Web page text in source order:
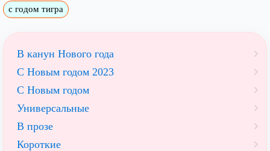
с годом тигра
В канун Нового года
С Новым годом 2023
С Новым годом
Универсальные
В прозе
Короткие